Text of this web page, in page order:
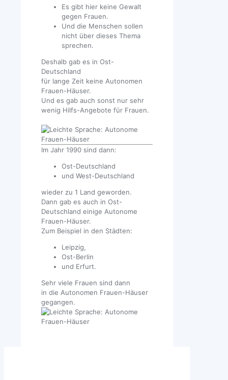
Es gibt hier keine Gewalt
gegen Frauen.
Und die Menschen sollen
nicht über dieses Thema
sprechen.
Deshalb gab es in Ost-
Deutschland
für lange Zeit keine Autonomen
Frauen-Häuser.
Und es gab auch sonst nur sehr
wenig Hilfs-Angebote für Frauen.
Im Jahr 1990 sind dann:
Ost-Deutschland
und West-Deutschland
wieder zu 1 Land geworden.
Dann gab es auch in Ost-
Deutschland einige Autonome
Frauen-Häuser.
Zum Beispiel in den Städten:
Leipzig,
Ost-Berlin
und Erfurt.
Sehr viele Frauen sind dann
in die Autonomen Frauen-Häuser
gegangen.